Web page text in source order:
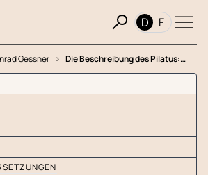
D F
Gessner Die Beschreibung des Pilatus:…